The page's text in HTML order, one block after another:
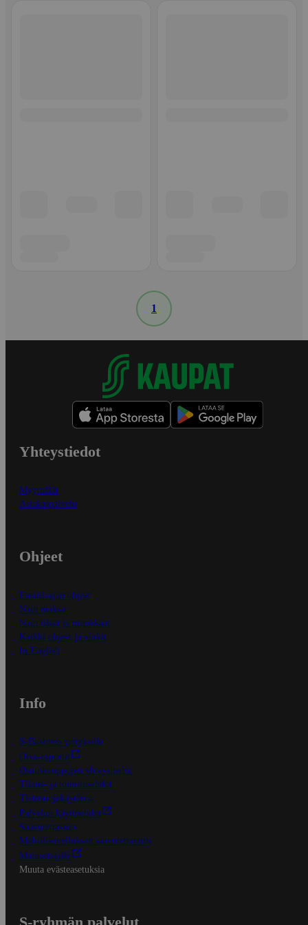
1
Yhteystiedot
Myymälät
Asiakaspalvelu
Ohjeet
Ensitilaajan ohjeet
Näin maksat
Näin tilaat ja muokkaat
Kaikki ohjeet ja vinkit
In English
Info
S-Business yrityksille
Oiva-raportit
Osuuskauppojen yhteystiedot
Tilaus- ja toimitusehdot
Tietosuojakäytäntö
Palvelun käyttöehdot
Saavutettavuus
Mobiilisovelluksen saavutettavuus
Mainostajalle
Muuta evästeasetuksia